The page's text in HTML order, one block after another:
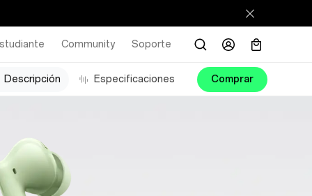
Community Soporte
Descripción Especificaciones Comprar